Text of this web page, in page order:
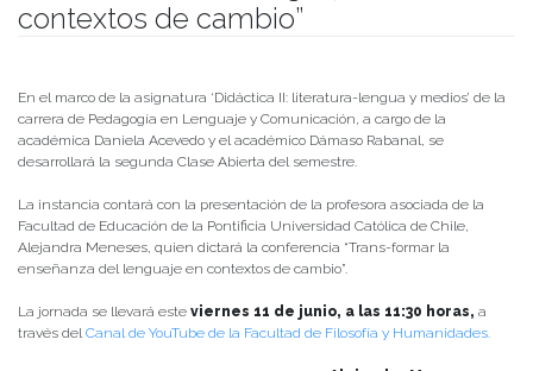
contextos de cambio”
En el marco de la asignatura ‘Didáctica II: literatura-lengua y medios’ de la
carrera de Pedagogía en Lenguaje y Comunicación, a cargo de la
académica Daniela Acevedo y el académico Dámaso Rabanal, se
desarrollará la segunda Clase Abierta del semestre.
La instancia contará con la presentación de la profesora asociada de la
Facultad de Educación de la Pontificia Universidad Católica de Chile,
Alejandra Meneses, quien dictará la conferencia “Trans-formar la
enseñanza del lenguaje en contextos de cambio”.
La jornada se llevará este viernes 11 de junio, a las 11:30 horas, a
través del Canal de YouTube de la Facultad de Filosofía y Humanidades.